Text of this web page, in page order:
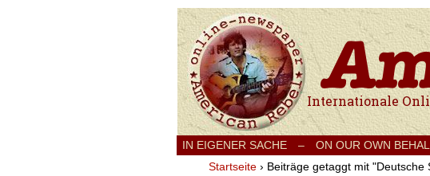
Internationale
IN EIGENER SACHE – ON OUR OWN
Startseite › Beiträge getaggt mit "Deutsche